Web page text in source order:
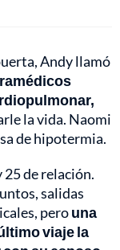
Andy llamó
la vida. Naomi
de hipotermia.
25 de relación.
salidas
perouna
viaje la